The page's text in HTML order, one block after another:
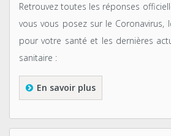
Retrouvez toutes les réponses
vous vous posez sur le Coronavirus,
pour votre santé et les dernières
sanitaire :
En savoir plus